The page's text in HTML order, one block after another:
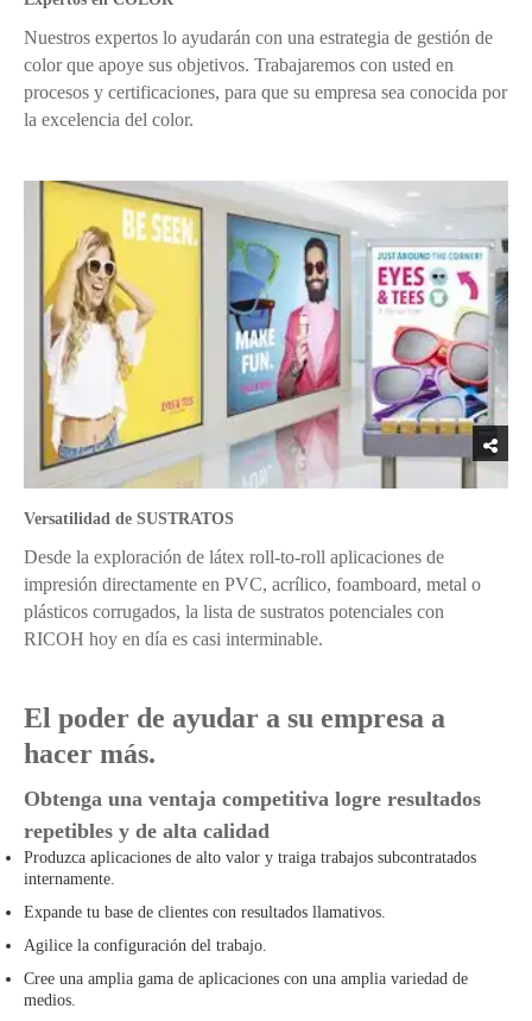
Nuestros expertos lo ayudarán con una estrategia de gestión de
color que apoye sus objetivos. Trabajaremos con usted en
procesos y certificaciones, para que su empresa sea conocida por
la excelencia del color.
Versatilidad de SUSTRATOS
Desde la exploración de látex roll-to-roll aplicaciones de
impresión directamente en PVC, acrílico, foamboard, metal o
plásticos corrugados, la lista de sustratos potenciales con
RICOH hoy en día es casi interminable.
El poder de ayudar a su empresa a
hacer más.
Obtenga una ventaja competitiva logre resultados
repetibles y de alta calidad
Produzca aplicaciones de alto valor y traiga trabajos subcontratados
internamente.
Expande tu base de clientes con resultados llamativos.
Agilice la configuración del trabajo.
Cree una amplia gama de aplicaciones con una amplia variedad de
medios.